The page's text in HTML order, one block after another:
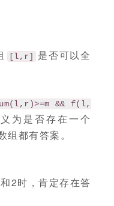
[l,r]
是否可以全
&& f(l,
为是否存在一个
都有答案。
2时，肯定存在答